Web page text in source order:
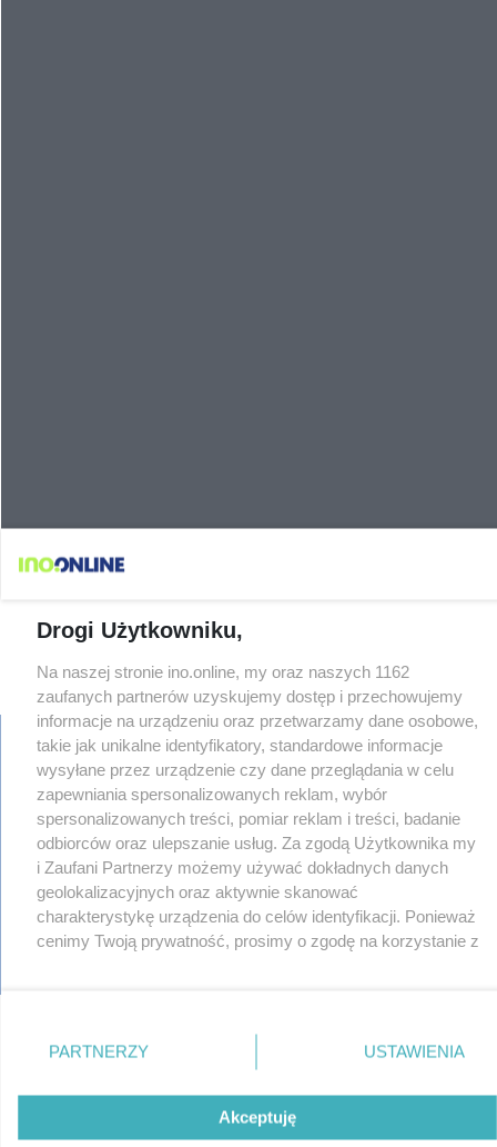
regulamin
reklama
redakcja
pliki cookies
prywatność
reklamacje
oferty pracy
Drogi Użytkowniku,
Na naszej stronie ino.online, my oraz naszych 1162
zaufanych partnerów uzyskujemy dostęp i przechowujemy
informacje na urządzeniu oraz przetwarzamy dane osobowe,
takie jak unikalne identyfikatory, standardowe informacje
wysyłane przez urządzenie czy dane przeglądania w celu
zapewniania spersonalizowanych reklam, wybór
spersonalizowanych treści, pomiar reklam i treści, badanie
odbiorców oraz ulepszanie usług. Za zgodą Użytkownika my
i Zaufani Partnerzy możemy używać dokładnych danych
geolokalizacyjnych oraz aktywnie skanować
charakterystykę urządzenia do celów identyfikacji. Ponieważ
cenimy Twoją prywatność, prosimy o zgodę na korzystanie z
. Niektóre rodzaje przetwarzania
danych nie wymagają zgody użytkownika, ale masz prawo
miały zastosowania tylko na tej witrynie.
PARTNERZY USTAWIENIA
Akceptuję